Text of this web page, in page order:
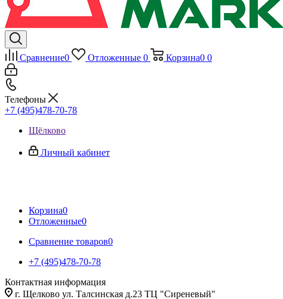
Сравнение0 Отложенные 0 Корзина0 0
Телефоны
+7 (495)478-70-78
Щёлково
Личный кабинет
Корзина0
Отложенные0
Сравнение товаров0
+7 (495)478-70-78
Контактная информация
г. Щелково ул. Талсинская д.23 ТЦ "Сиреневый"